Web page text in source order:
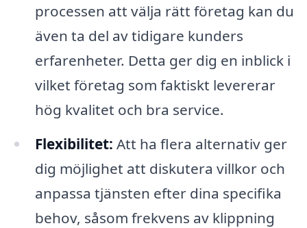
processen att välja rätt företag kan du
även ta del av tidigare kunders
erfarenheter. Detta ger dig en inblick i
vilket företag som faktiskt levererar
hög kvalitet och bra service.
Flexibilitet: Att ha flera alternativ ger
dig möjlighet att diskutera villkor och
anpassa tjänsten efter dina specifika
behov, såsom frekvens av klippning